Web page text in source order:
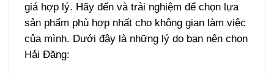
giá hợp lý. Hãy đến và trải nghiệm để chọn lựa
sản phẩm phù hợp nhất cho không gian làm việc
của mình. Dưới đây là những lý do bạn nên chọn
Hải Đăng: